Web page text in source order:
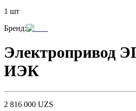
1 шт
Бренд:
Электропривод
ИЭК
2 816 000 UZS